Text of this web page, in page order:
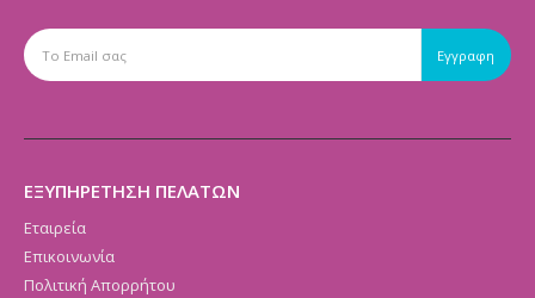
ΕΞΥΠΗΡΕΤΗΣΗ ΠΕΛΑΤΩΝ
Εταιρεία
Επικοινωνία
Πολιτική Απορρήτου